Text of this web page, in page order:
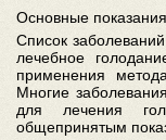
Основные
Список
лечебное
применения
Многие
для лечения
общепринятым